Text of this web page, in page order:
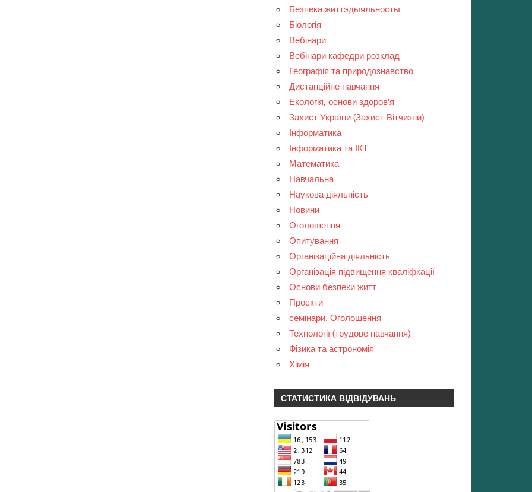
Безпека життэдыяльносты
Біологія
Вебінари
Вебінари кафедри розклад
Географія та природознавство
Дистанційне навчання
Екологія, основи здоров'я
Захист України (Захист Вітчизни)
Інформатика
Інформатика та ІКТ
Математика
Навчальна
Наукова діяльність
Новини
Оголошення
Опитування
Організаційна діяльність
Організація підвищення кваліфкації
Основи безпеки житт
Проєкти
семінари. Оголошення
Технології (трудове навчання)
Фізика та астрономія
Хімія
СТАТИСТИКА ВІДВІДУВАНЬ